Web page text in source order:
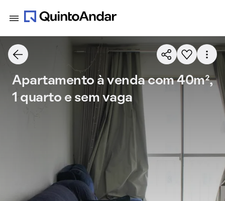
Apartamento à venda com 40m²,
1 quarto e sem vaga